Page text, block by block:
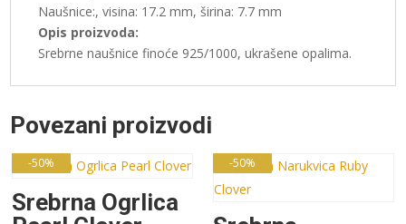
Naušnice:, visina: 17.2 mm, širina: 7.7 mm
Opis proizvoda:
Srebrne naušnice finoće 925/1000, ukrašene opalima.
Povezani proizvodi
-50%
Srebrna Ogrlica
-50%